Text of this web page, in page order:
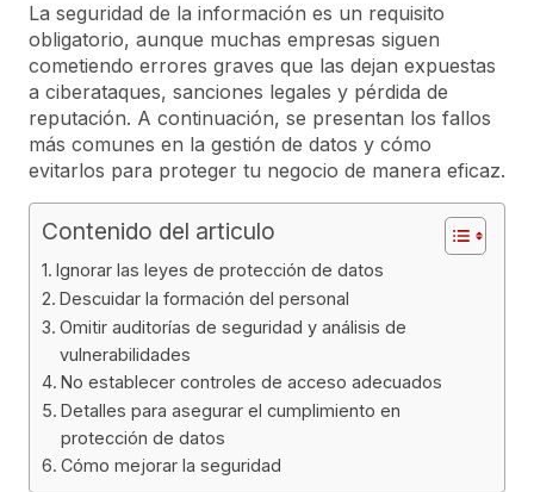
La seguridad de la información es un requisito
obligatorio, aunque muchas empresas siguen
cometiendo errores graves que las dejan expuestas
a ciberataques, sanciones legales y pérdida de
reputación. A continuación, se presentan los fallos
más comunes en la gestión de datos y cómo
evitarlos para proteger tu negocio de manera eficaz.
Contenido del articulo
Ignorar las leyes de protección de datos
Descuidar la formación del personal
Omitir auditorías de seguridad y análisis de
vulnerabilidades
No establecer controles de acceso adecuados
Detalles para asegurar el cumplimiento en
protección de datos
Cómo mejorar la seguridad